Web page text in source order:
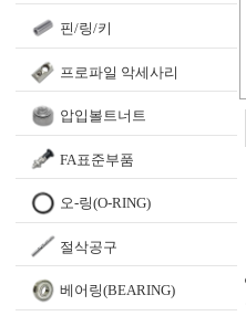
핀/링/키
프로파일 악세사리
압입볼트너트
FA표준부품
오-링(O-RING)
절삭공구
베어링(BEARING)